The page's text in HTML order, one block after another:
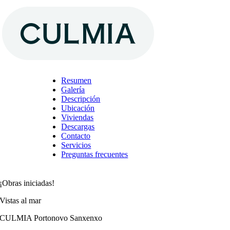
contenido
Resumen
Galería
Descripción
Ubicación
Viviendas
Descargas
Contacto
Servicios
Preguntas frecuentes
¡Obras iniciadas!
Vistas al mar
CULMIA Portonovo Sanxenxo